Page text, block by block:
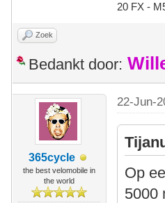
20 FX -
Zoek
Bedankt door:
365cycle
the best velomobile in
the world
22-Jun-
Op
5000